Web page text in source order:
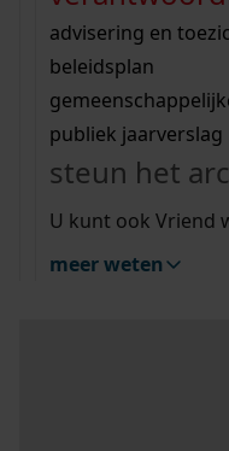
bouwvergunningen
vergunningen
beeld en geluid
uitleg nodig?
Wij helpen u op
bekijk alle
Wij helpen u op
bekijk alle zoektips
bekijk ons
advisering en
beleidsplan
publiek jaarverslag
steun het
U kunt ook Vriend
meer weten
Mijn Studiezaal